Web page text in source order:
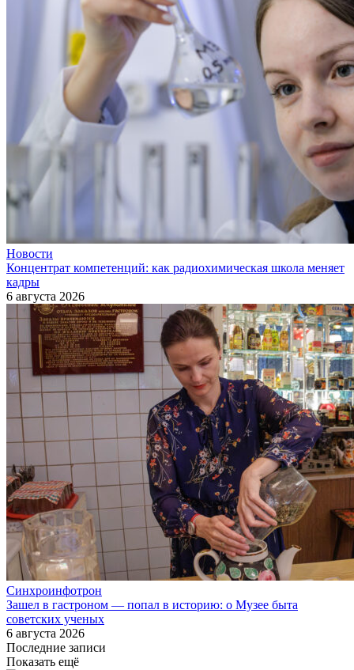
Новости
Концентрат компетенций: как радиохимическая школа меняет
кадры
6 августа 2026
Синхроинфотрон
Зашел в гастроном — попал в историю: о Музее быта
советских ученых
6 августа 2026
Последние записи
Показать ещё